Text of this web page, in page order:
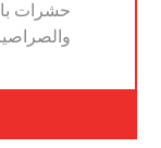
حشرات